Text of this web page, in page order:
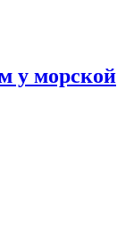
у морской